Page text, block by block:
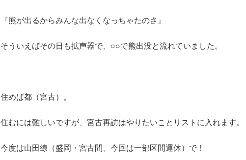
『熊が出るからみんな出なくなっちゃたのさ』
そういえばその日も拡声器で、○○で熊出没と流れていました。
住めば都（宮古）。
住むには難しいですが、宮古再訪はやりたいことリストに入れます。
今度は山田線（盛岡・宮古間、今回は一部区間運休）で！